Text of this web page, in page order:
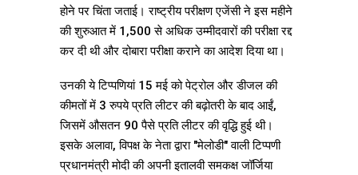
होने पर चिंता जताई। राष्ट्रीय परीक्षण एजेंसी ने इस महीने
की शुरुआत में 1,500 से अधिक उम्मीदवारों की परीक्षा रद्द
कर दी थी और दोबारा परीक्षा कराने का आदेश दिया था।
उनकी ये टिप्पणियां 15 मई को पेट्रोल और डीजल की
कीमतों में 3 रुपये प्रति लीटर की बढ़ोतरी के बाद आईं,
जिसमें औसतन 90 पैसे प्रति लीटर की वृद्धि हुई थी।
इसके अलावा, विपक्ष के नेता द्वारा "मेलोडी" वाली टिप्पणी
प्रधानमंत्री मोदी की अपनी इतालवी समकक्ष जॉर्जिया